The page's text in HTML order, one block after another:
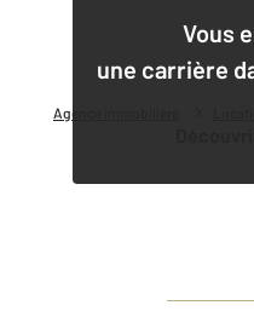
Agence immobilière
Vous
une carrière